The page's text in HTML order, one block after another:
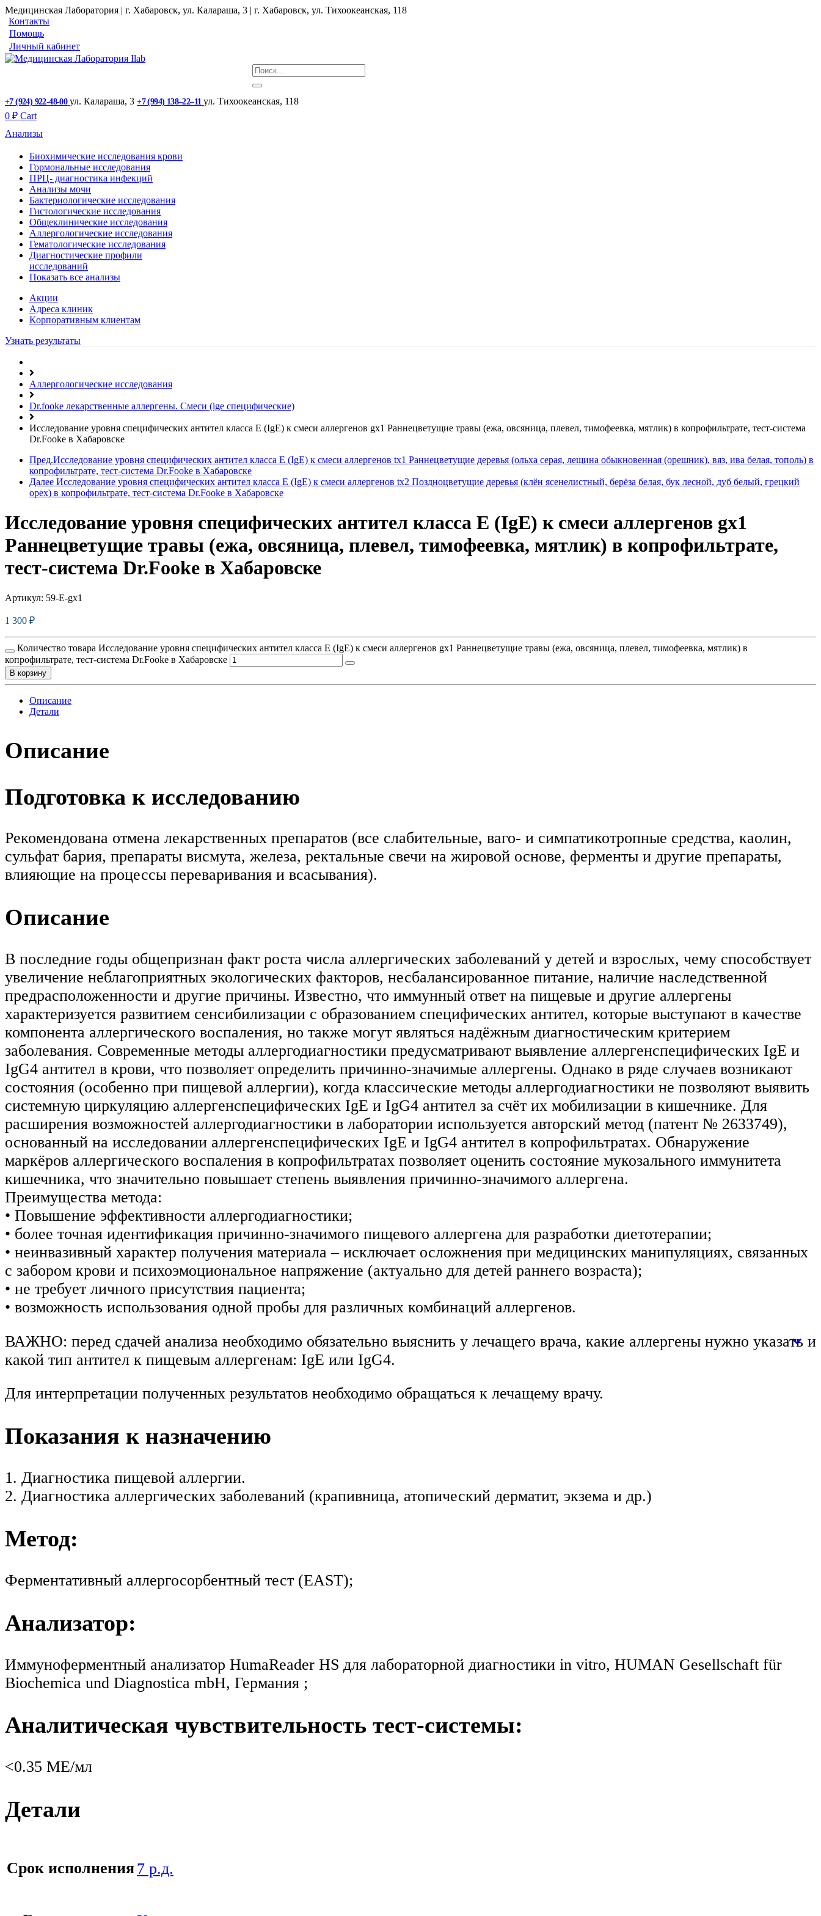
Медицинская Лаборатория | г. Хабаровск, ул. Калараша, 3 | г. Хабаровск, ул. ​Тихоокеанская, 118
Контакты
Помощь
Личный кабинет
+7 (924) 922-48-00 ул. ​Калараша, 3 +7 (994) 138‒22‒11 ул. ​Тихоокеанская, 118
0 ₽ Cart
Анализы
Биохимические исследования крови
Гормональные исследования
ПРЦ- диагностика инфекций
Анализы мочи
Бактериологические исследования
Гистологические исследования
Общеклинические исследования
Аллергологические исследования
Гематологические исследования
Диагностические профили
исследований
Показать все анализы
Акции
Адреса клиник
Кoрпоративным клиентам
Узнать результаты
Аллергологические исследования
Dr.fooke лекарственные аллергены. Смеси (ige специфические)
Исследование уровня специфических антител класса E (IgE) к смеси аллергенов gx1 Раннецветущие травы (ежа, овсяница, плевел, тимофеевка, мятлик) в копрофильтрате, тест-система
Dr.Fooke в Хабаровске
Пред.Исследование уровня специфических антител класса E (IgE) к смеси аллергенов tx1 Раннецветущие деревья (ольха серая, лещина обыкновенная (орешник), вяз, ива белая, тополь) в
копрофильтрате, тест-система Dr.Fooke в Хабаровске
Далее Исследование уровня специфических антител класса E (IgE) к смеси аллергенов tx2 Поздноцветущие деревья (клён ясенелистный, берёза белая, бук лесной, дуб белый, грецкий
орех) в копрофильтрате, тест-система Dr.Fooke в Хабаровске
Исследование уровня специфических антител класса E (IgE) к смеси аллергенов gx1
Раннецветущие травы (ежа, овсяница, плевел, тимофеевка, мятлик) в копрофильтрате,
тест-система Dr.Fooke в Хабаровске
Артикул: 59-E-gx1
1 300 ₽
Количество товара Исследование уровня специфических антител класса E (IgE) к смеси аллергенов gx1 Раннецветущие травы (ежа, овсяница, плевел, тимофеевка, мятлик) в
копрофильтрате, тест-система Dr.Fooke в Хабаровске
В корзину
Описание
Детали
Описание
Подготовка к исследованию
Рекомендована отмена лекарственных препаратов (все слабительные, ваго- и симпатикотропные средства, каолин,
сульфат бария, препараты висмута, железа, ректальные свечи на жировой основе, ферменты и другие препараты,
влияющие на процессы переваривания и всасывания).
Описание
В последние годы общепризнан факт роста числа аллергических заболеваний у детей и взрослых, чему способствует
увеличение неблагоприятных экологических факторов, несбалансированное питание, наличие наследственной
предрасположенности и другие причины. Известно, что иммунный ответ на пищевые и другие аллергены
характеризуется развитием сенсибилизации с образованием специфических антител, которые выступают в качестве
компонента аллергического воспаления, но также могут являться надёжным диагностическим критерием
заболевания. Современные методы аллергодиагностики предусматривают выявление аллергенспецифических IgЕ и
IgG4 антител в крови, что позволяет определить причинно-значимые аллергены. Однако в ряде случаев возникают
состояния (особенно при пищевой аллергии), когда классические методы аллергодиагностики не позволяют выявить
системную циркуляцию аллергенспецифических IgE и IgG4 антител за счёт их мобилизации в кишечнике. Для
расширения возможностей аллергодиагностики в лаборатории используется авторский метод (патент № 2633749),
основанный на исследовании аллергенспецифических IgE и IgG4 антител в копрофильтратах. Обнаружение
маркёров аллергического воспаления в копрофильтратах позволяет оценить состояние мукозального иммунитета
кишечника, что значительно повышает степень выявления причинно-значимого аллергена.
Преимущества метода:
• Повышение эффективности аллергодиагностики;
• более точная идентификация причинно-значимого пищевого аллергена для разработки диетотерапии;
• неинвазивный характер получения материала – исключает осложнения при медицинских манипуляциях, связанных
с забором крови и психоэмоциональное напряжение (актуально для детей раннего возраста);
• не требует личного присутствия пациента;
• возможность использования одной пробы для различных комбинаций аллергенов.
ВАЖНО: перед сдачей анализа необходимо обязательно выяснить у лечащего врача, какие аллергены нужно указать и
какой тип антител к пищевым аллергенам: IgE или IgG4.
Для интерпретации полученных результатов необходимо обращаться к лечащему врачу.
Показания к назначению
1. Диагностика пищевой аллергии.
2. Диагностика аллергических заболеваний (крапивница, атопический дерматит, экзема и др.)
Метод:
Ферментативный аллергосорбентный тест (EAST);
Анализатор:
Иммуноферментный анализатор HumaReader HS для лабораторной диагностики in vitro, HUMAN Gesellschaft für
Biochemica und Diagnostica mbH, Германия ;
Аналитическая чувствительность тест-системы:
<0.35 МЕ/мл
Детали
Срок исполнения7 р.д.